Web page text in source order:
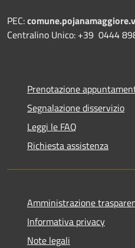
PEC:
Centralino Unico: +39 0444
Prenotazione
Segnalazione disservizio
Leggi le FAQ
Richiesta assistenza
Amministrazione
Informativa privacy
Note legali